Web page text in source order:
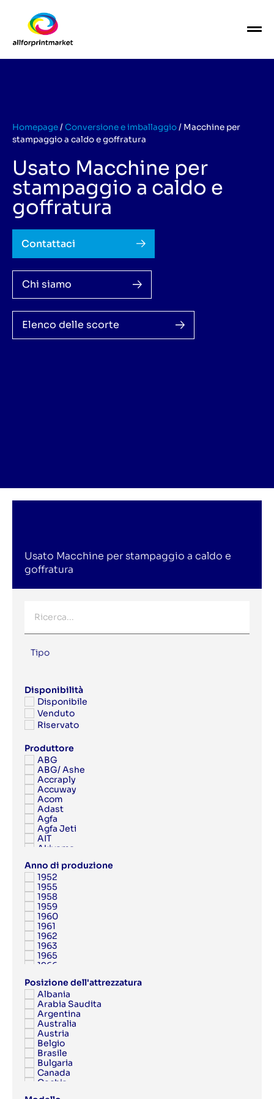
Homepage/Conversione e imballaggio/ Macchine per
stampaggio a caldo e goffratura
Usato Macchine per
stampaggio a caldo e
goffratura
Contattaci
Chi siamo
Elenco delle scorte
Usato Macchine per stampaggio a caldo e
goffratura
Tipo
Disponibilità
Disponibile
Venduto
Riservato
Produttore
ABG
ABG/ Ashe
Accraply
Accuway
Acom
Adast
Agfa
Agfa Jeti
AIT
Akiyama
Albert Frankenthal
Albo
AMK
Anytron
Applied Automation
Aquaflex
Argon
Aristomat
ARPECO
Arsoma
Arvor
Ashe
Aster
Atac
Atlantic Zeiser
Atlas Copco
Atom
ATP
Attalus
Aurelia
Autobond
AV Flexologic
AXYZ
Anno di produzione
1952
1955
1958
1959
1960
1961
1962
1963
1965
1966
1968
1969
1970
1971
1972
1973
1974
1975
1976
1977
1978
Posizione dell'attrezzatura
Albania
Arabia Saudita
Argentina
Australia
Austria
Belgio
Brasile
Bulgaria
Canada
Cechia